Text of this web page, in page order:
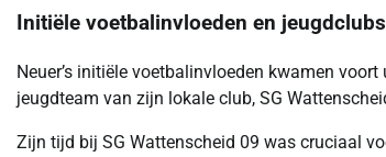
Initiële voetbalinvloeden en jeugdclubs
Neuer’s initiële voetbalinvloeden kwamen
jeugdteam van zijn lokale club, SG
Zijn tijd bij SG Wattenscheid 09 was cruciaal